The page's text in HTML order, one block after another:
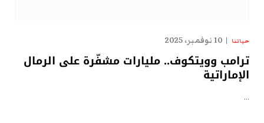
حياتنا 10 نوفمبر، 2025
ترامب وويتكوف.. مليارات مشفّرة على الرمال
الإماراتية
…